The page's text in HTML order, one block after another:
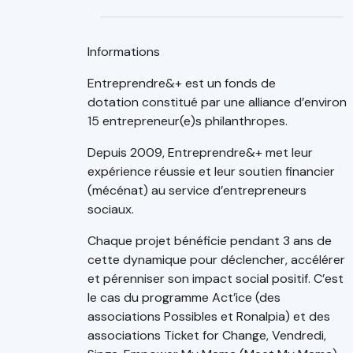
Informations
Entreprendre&+ est un fonds de
dotation constitué par une alliance d’environ
15 entrepreneur(e)s philanthropes.
Depuis 2009, Entreprendre&+ met leur
expérience réussie et leur soutien financier
(mécénat) au service d’entrepreneurs
sociaux.
Chaque projet bénéficie pendant 3 ans de
cette dynamique pour déclencher, accélérer
et pérenniser son impact social positif. C’est
le cas du programme Act’ice (des
associations Possibles et Ronalpia) et des
associations Ticket for Change, Vendredi,